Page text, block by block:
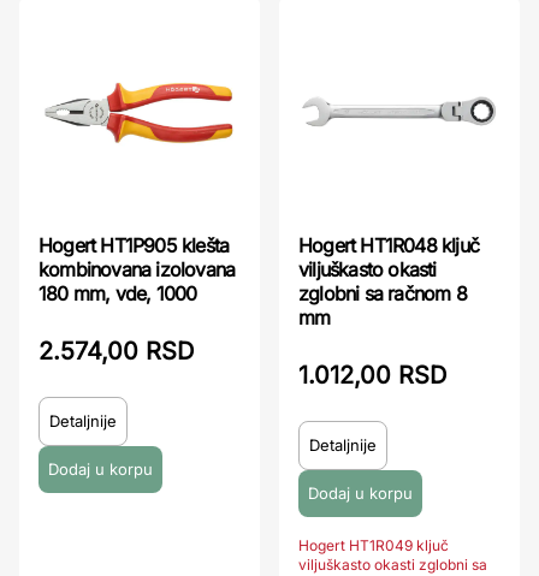
Hogert HT1P905 klešta
kombinovana izolovana
180 mm, vde, 1000
2.574,00 RSD
Detaljnije
Hogert HT1R048 ključ
viljuškasto okasti
zglobni sa račnom 8
mm
1.012,00 RSD
Detaljnije
Hogert HT1R049 ključ
viljuškasto okasti zglobni sa